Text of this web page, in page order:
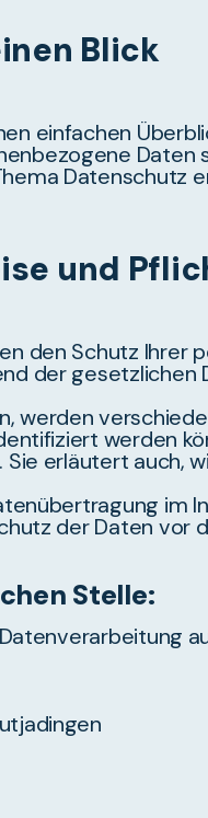
Blick
einfachen
Datenschutz
und
den Schutz Ihrer
der
werden
werden
erläutert auch,
im
der Daten
Stelle: